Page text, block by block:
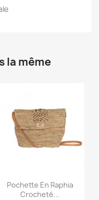
la même
Aperçu rapide
Pochette En Raphia
Crocheté...